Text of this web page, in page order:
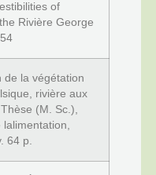
of
Rivière George
de la végétation
rivière aux
(M. Sc.),
64 p.